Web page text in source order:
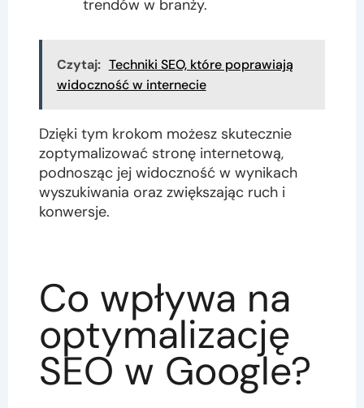
trendów w branży.
Czytaj: Techniki SEO, które poprawiają
widoczność w internecie
Dzięki tym krokom możesz skutecznie
zoptymalizować stronę internetową,
podnosząc jej widoczność w wynikach
wyszukiwania oraz zwiększając ruch i
konwersje.
Co wpływa na
optymalizację
SEO w Google?